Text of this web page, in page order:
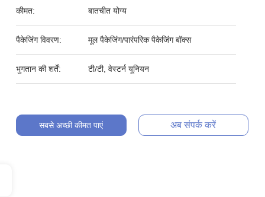
कीमत: बातचीत योग्य
पैकेजिंग विवरण: मूल पैकेजिंग/पारंपरिक पैकेजिंग बॉक्स
भुगतान की शर्तें: टी/टी, वेस्टर्न यूनियन
सबसे अच्छी कीमत पाएं अब संपर्क करें